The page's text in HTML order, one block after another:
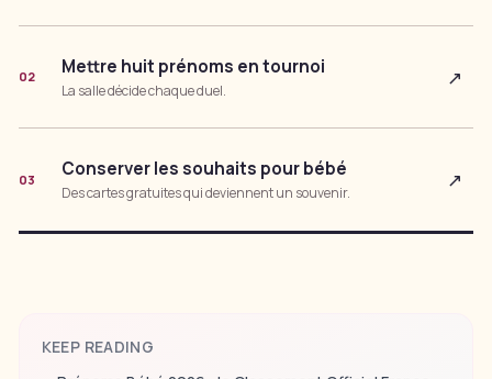
02 Mettre huit prénoms en tournoi
La salle décide chaque duel.
↗
03 Conserver les souhaits pour bébé
Des cartes gratuites qui deviennent un souvenir.
↗
KEEP READING